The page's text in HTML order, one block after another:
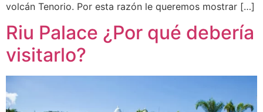
volcán Tenorio. Por esta razón le queremos mostrar […]
Riu Palace ¿Por qué debería
visitarlo?